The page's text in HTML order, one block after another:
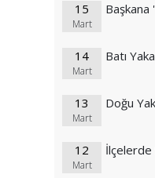
15
Mart
Başkana
14
Mart
Batı
13
Mart
Doğu
12
Mart
İlçelerde